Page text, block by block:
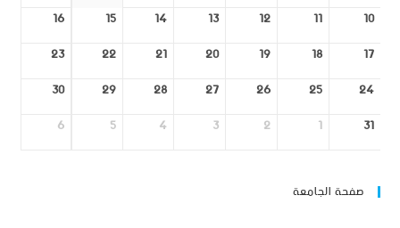
10
11
12
13
14
15
16
17
18
19
20
21
22
23
24
25
26
27
28
29
30
31
1
2
3
4
5
6
صفحة الجامعة